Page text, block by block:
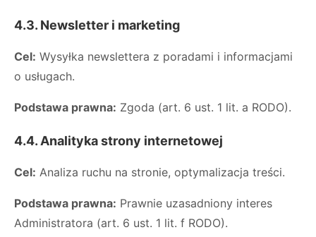
4.3. Newsletter i marketing
Cel: Wysyłka newslettera z poradami i informacjami
o usługach.
Podstawa prawna: Zgoda (art. 6 ust. 1 lit. a RODO).
4.4. Analityka strony internetowej
Cel: Analiza ruchu na stronie, optymalizacja treści.
Podstawa prawna: Prawnie uzasadniony interes
Administratora (art. 6 ust. 1 lit. f RODO).